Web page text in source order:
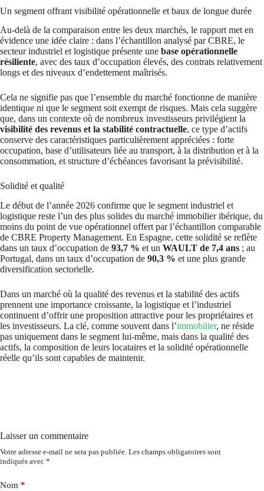
Un segment offrant visibilité opérationnelle et baux de longue durée
Au-delà de la comparaison entre les deux marchés, le rapport met en
évidence une idée claire : dans l’échantillon analysé par CBRE, le
secteur industriel et logistique présente une base opérationnelle
résiliente, avec des taux d’occupation élevés, des contrats relativement
longs et des niveaux d’endettement maîtrisés.
Cela ne signifie pas que l’ensemble du marché fonctionne de manière
identique ni que le segment soit exempt de risques. Mais cela suggère
que, dans un contexte où de nombreux investisseurs privilégient la
visibilité des revenus et la stabilité contractuelle, ce type d’actifs
conserve des caractéristiques particulièrement appréciées : forte
occupation, base d’utilisateurs liée au transport, à la distribution et à la
consommation, et structure d’échéances favorisant la prévisibilité.
Solidité et qualité
Le début de l’année 2026 confirme que le segment industriel et
logistique reste l’un des plus solides du marché immobilier ibérique, du
moins du point de vue opérationnel offert par l’échantillon comparable
de CBRE Property Management. En Espagne, cette solidité se reflète
dans un taux d’occupation de 93,7 % et un WAULT de 7,4 ans ; au
Portugal, dans un taux d’occupation de 90,3 % et une plus grande
diversification sectorielle.
Dans un marché où la qualité des revenus et la stabilité des actifs
prennent une importance croissante, la logistique et l’industriel
continuent d’offrir une proposition attractive pour les propriétaires et
les investisseurs. La clé, comme souvent dans l’immobilier, ne réside
pas uniquement dans le segment lui-même, mais dans la qualité des
actifs, la composition de leurs locataires et la solidité opérationnelle
réelle qu’ils sont capables de maintenir.
Laisser un commentaire
Votre adresse e-mail ne sera pas publiée. Les champs obligatoires sont
indiqués avec *
Nom *